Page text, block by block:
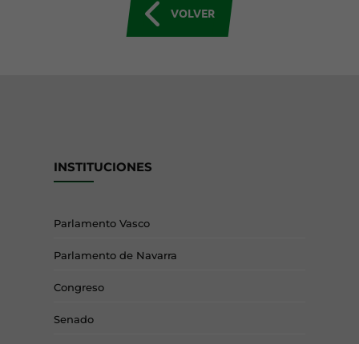
VOLVER
INSTITUCIONES
Parlamento Vasco
Parlamento de Navarra
Congreso
Senado